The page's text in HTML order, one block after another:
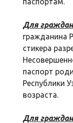
Для
гражданина
стикера
паспорт
Республики
возраста.
Для